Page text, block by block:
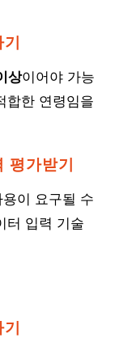
상이어야 가능
합한 연령임을
가받기
용이 요구될 수
터 입력 기술